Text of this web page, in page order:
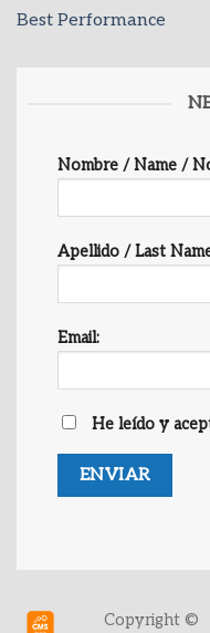
Best Performance
Nombre / Name /
Apellido / Last
Email:
He leído y
Copyright ©